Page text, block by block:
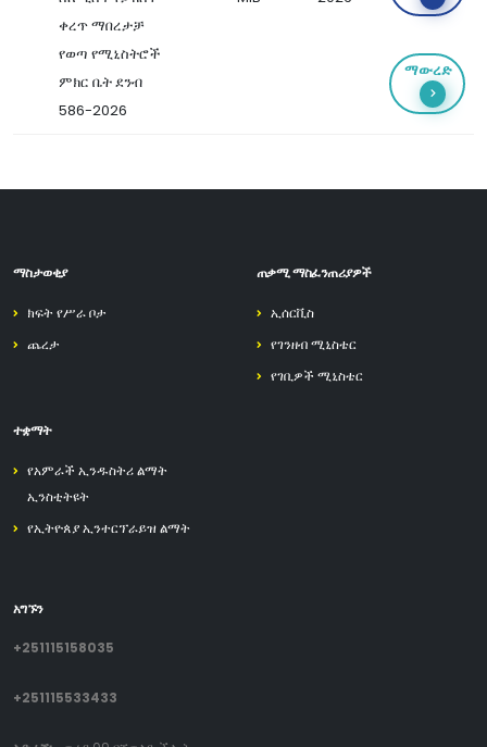
ቀረጥ ማበረታቻ
የወጣ የሚኒስትሮች
ምክር ቤት ደንብ
586-2026
ማውረድ
ማስታወቂያ
ክፍት የሥራ ቦታ
ጨረታ
ጠቃሚ ማስፈንጠሪያዎች
ኢሰርቪስ
የገንዘብ ሚኒስቴር
የገቢዎች ሚኒስቴር
ተቋማት
የአምራች ኢንዱስትሪ ልማት
ኢንስቲትዩት
የኢትዮጰያ ኢንተርፕራይዝ ልማት
አግኙን
+251115158035
+251115533433